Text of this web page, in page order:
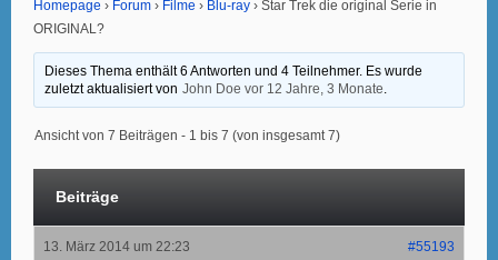
Homepage › Forum › Filme › Blu-ray › Star Trek die original Serie in
ORIGINAL?
Dieses Thema enthält 6 Antworten und 4 Teilnehmer. Es wurde
zuletzt aktualisiert von John Doe vor 12 Jahre, 3 Monate
Ansicht von 7 Beiträgen - 1 bis 7 (von insgesamt 7)
Beiträge
13. März 2014 um 22:23 #55193